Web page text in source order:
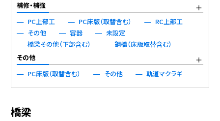
補修・補強
PC上部工
PC床版（取替含む）
RC上部工
その他
容器
未設定
橋梁その他（下部含む）
鋼橋（床版取替含む）
その他
PC床版（取替含む）
その他 軌道マクラギ
橋梁